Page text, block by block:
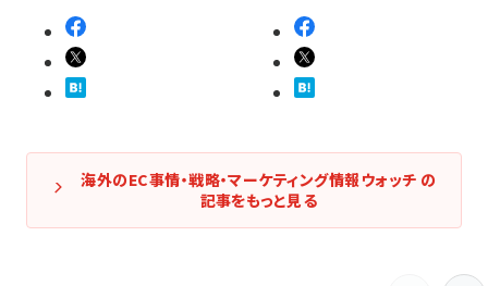
海外のEC事情・戦略・マーケティング情報ウォッチ の
記事をもっと見る